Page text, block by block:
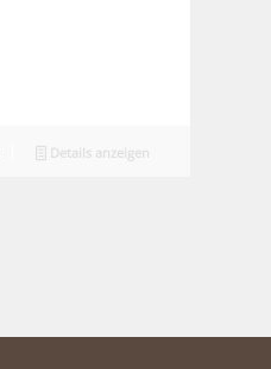
Details anzeigen